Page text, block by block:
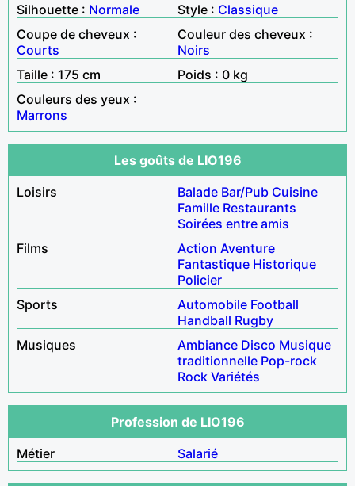
Silhouette : Normale Style : Classique
Coupe de cheveux :
Courts
Couleur des cheveux :
Noirs
Taille : 175 cm
Poids : 0 kg
Couleurs des yeux :
Marrons
Les goûts de LIO196
Loisirs
Balade Bar/Pub Cuisine
Famille Restaurants
Soirées entre amis
Films
Action Aventure
Fantastique Historique
Policier
Sports
Automobile Football
Handball Rugby
Musiques
Ambiance Disco Musique
traditionnelle Pop-rock
Rock Variétés
Profession de LIO196
Métier
Salarié